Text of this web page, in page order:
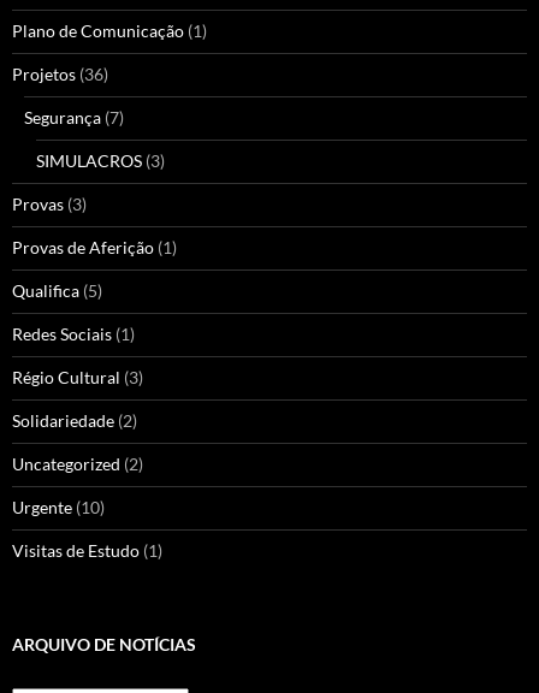
Plano de Comunicação (1)
Projetos (36)
Segurança (7)
SIMULACROS (3)
Provas (3)
Provas de Aferição (1)
Qualifica (5)
Redes Sociais (1)
Régio Cultural (3)
Solidariedade (2)
Uncategorized (2)
Urgente (10)
Visitas de Estudo (1)
ARQUIVO DE NOTÍCIAS